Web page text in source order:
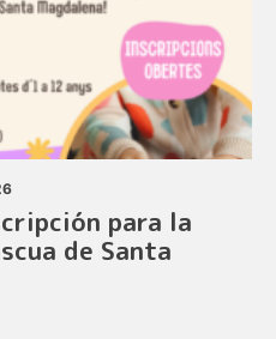
para la
de Santa